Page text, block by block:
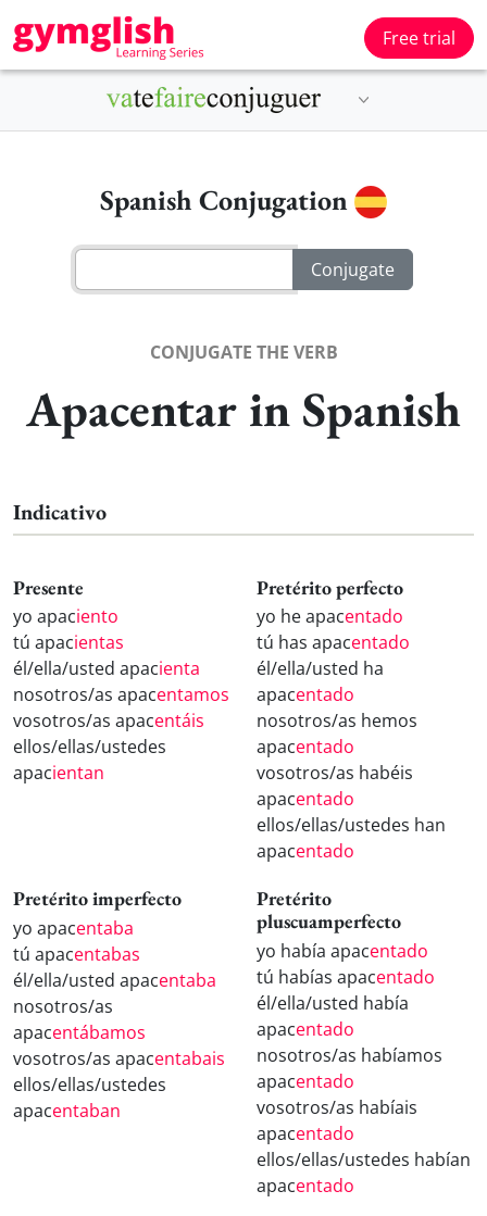
Free trial
Spanish Conjugation
CONJUGATE THE VERB
Apacentar in Spanish
Indicativo
Presente
yo apaciento
tú apacientas
él/ella/usted apacienta
nosotros/as apacentamos
vosotros/as apacentáis
ellos/ellas/ustedes
apacientan
Pretérito perfecto
yo he apacentado
tú has apacentado
él/ella/usted ha
apacentado
nosotros/as hemos
apacentado
vosotros/as habéis
apacentado
ellos/ellas/ustedes han
apacentado
Pretérito imperfecto
yo apacentaba
tú apacentabas
él/ella/usted apacentaba
nosotros/as
apacentábamos
vosotros/as apacentabais
ellos/ellas/ustedes
apacentaban
Pretérito
pluscuamperfecto
yo había apacentado
tú habías apacentado
él/ella/usted había
apacentado
nosotros/as habíamos
apacentado
vosotros/as habíais
apacentado
ellos/ellas/ustedes habían
apacentado